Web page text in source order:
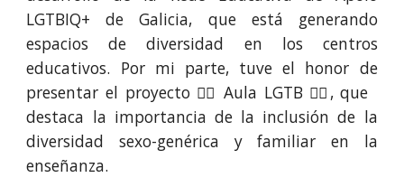
LGTBIQ+ de Galicia, que está generando
espacios de diversidad en los centros
educativos. Por mi parte, tuve el honor de
presentar el proyecto 🏳️‍🌈 Aula LGTB 🏳️‍🌈, que
destaca la importancia de la inclusión de la
diversidad sexo-genérica y familiar en la
enseñanza.